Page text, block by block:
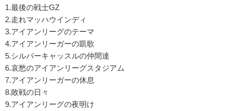
1.最後の戦士GZ
2.走れマッハウインディ
3.アイアンリーグのテーマ
4.アイアンリーガーの凱歌
5.シルバーキャッスルの仲間達
6.哀愁のアイアンリーグスタジアム
7.アイアンリーガーの休息
8.敗戦の日々
9.アイアンリーグの夜明け